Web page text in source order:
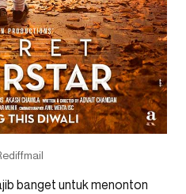
banget untuk menonton